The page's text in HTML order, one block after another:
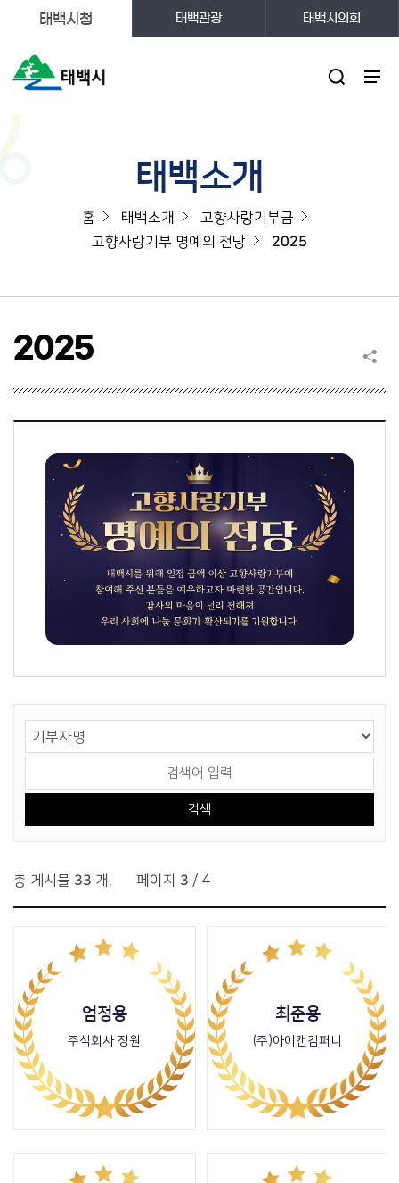
태백시청 태백관광 태백시의회
태백소개
홈 태백소개
고향사랑기부금
고향사랑기부 명예의 전당
2025
2025
총 게시물 33 개 , 페이지 3 / 4
엄정용
주식회사 장원
최준용
(주)아이캔컴퍼니